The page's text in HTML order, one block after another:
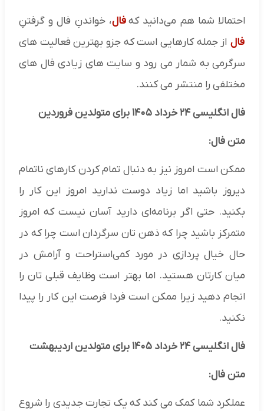
احتمالا شما هم می‌دانید کهفال، خواندنِ فال و گرفتنِ
فال از جمله کارهایی است که جزو بهترین فعالیت های
سرگرمی به شمار می رود و سایت های زیادی فال های
مختلفی را منتشر می کنند.
فال انگلیسی ۲۴ خرداد ۱۴۰۵ برای متولدین فروردین
متن فال:
ممکن است امروز نیز به دنبال تمام کردن کارهای ناتمام
دیروز باشید اما زیاد دوست ندارید امروز این کار را
بکنید. حتی اگر برنامه‌ای دارید آسان نیست که امروز
متمرکز باشید چرا که ذهن تان سرگردان است چرا که در
حال خیال پردازی در مورد کمی‌استراحت و آرامش در
میان کارتان هستید. اما بهتر است وظایف قبلی تان را
انجام دهید زیرا ممکن است فردا فرصت این کار را پیدا
نکنید.
فال انگلیسی ۲۴ خرداد ۱۴۰۵ برای متولدین اردیبهشت
متن فال:
عملکرد شما کمک می کند که یک تجارت جدیدی را شروع